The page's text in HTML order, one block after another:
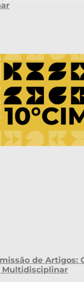
de Artigos:
Multidisciplinar